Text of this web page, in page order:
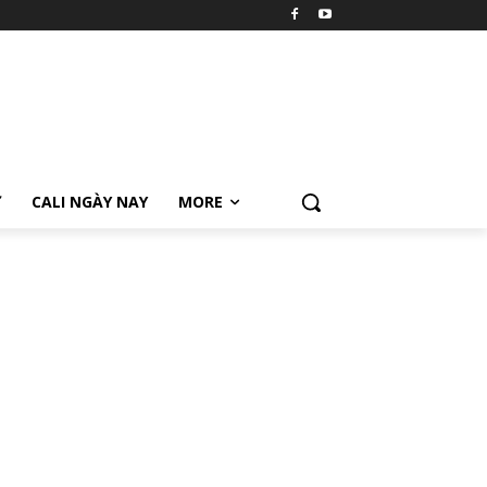
CALI NGÀY NAY MORE